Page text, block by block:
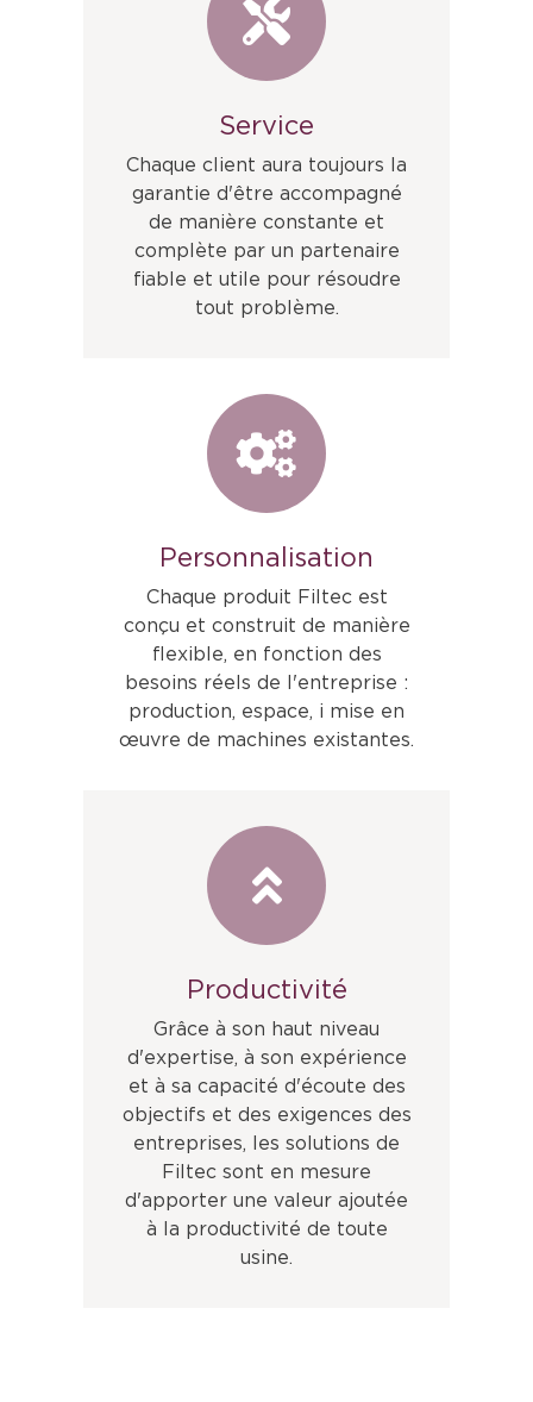
Service
Chaque client aura toujours la
garantie d'être accompagné
de manière constante et
complète par un partenaire
fiable et utile pour résoudre
tout problème.
Personnalisation
Chaque produit Filtec est
conçu et construit de manière
flexible, en fonction des
besoins réels de l'entreprise :
production, espace, i mise en
œuvre de machines existantes.
Productivité
Grâce à son haut niveau
d'expertise, à son expérience
et à sa capacité d'écoute des
objectifs et des exigences des
entreprises, les solutions de
Filtec sont en mesure
d'apporter une valeur ajoutée
à la productivité de toute
usine.